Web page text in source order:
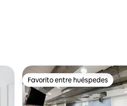
Favorito entre huéspedes
Favorito entre huéspedes